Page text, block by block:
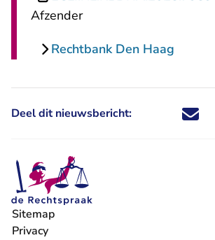
Afzender
Rechtbank Den Haag
Deel dit nieuwsbericht: Deel dit
Deel dit
Deel
Sitemap
Privacy